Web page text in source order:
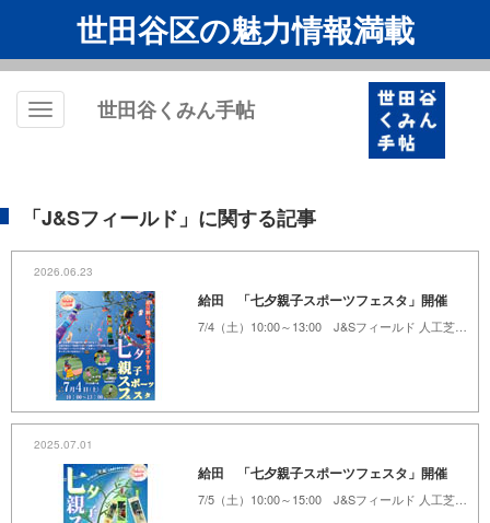
世田谷区の魅力情報満載
Toggle
世田谷くみん手帖
「J&Sフィールド」に関する記事
2026.06.23
給田 「七夕親子スポーツフェスタ」開催
2025.07.01
給田 「七夕親子スポーツフェスタ」開催